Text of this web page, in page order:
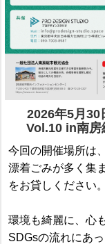
2026年5月30
Vol.10 in南房
今回の開催場所は
漂着ごみが多く集
をお貸しください。
環境も綺麗に、心
SDGsの流れにあ